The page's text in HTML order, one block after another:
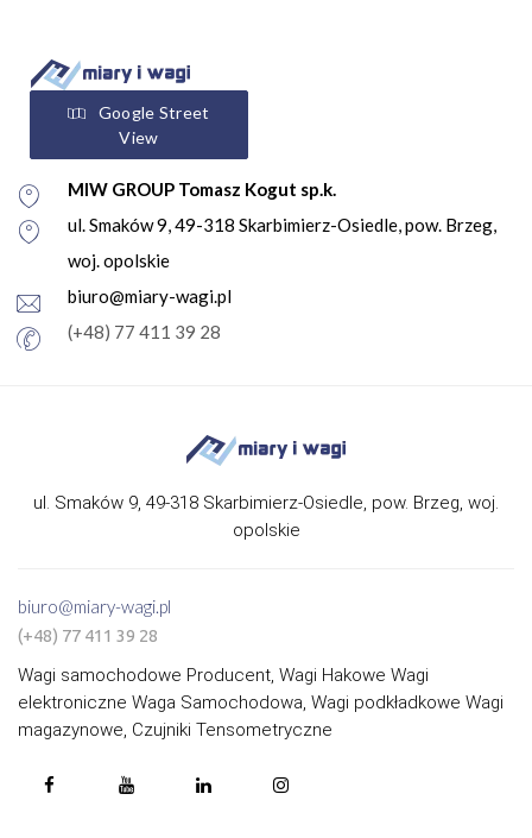
Google Street
View
MIW GROUP Tomasz Kogut sp.k.
ul. Smaków 9, 49-318 Skarbimierz-Osiedle, pow. Brzeg,
woj. opolskie
biuro@miary-wagi.pl
(+48) 77 411 39 28
ul. Smaków 9, 49-318 Skarbimierz-Osiedle, pow. Brzeg, woj.
opolskie
biuro@miary-wagi.pl
(+48) 77 411 39 28
Wagi samochodowe Producent, Wagi Hakowe Wagi
elektroniczne Waga Samochodowa, Wagi podkładkowe Wagi
magazynowe, Czujniki Tensometryczne